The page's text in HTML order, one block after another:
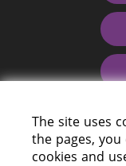
The site uses
the pages,
cookies and